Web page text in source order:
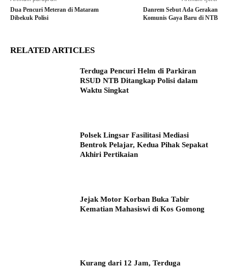
Dua Pencuri Meteran di Mataram
Dibekuk Polisi
Danrem Sebut Ada Gerakan
Komunis Gaya Baru di NTB
RELATED ARTICLES
Terduga Pencuri Helm di Parkiran
RSUD NTB Ditangkap Polisi dalam
Waktu Singkat
Polsek Lingsar Fasilitasi Mediasi
Bentrok Pelajar, Kedua Pihak Sepakat
Akhiri Pertikaian
Jejak Motor Korban Buka Tabir
Kematian Mahasiswi di Kos Gomong
Kurang dari 12 Jam, Terduga